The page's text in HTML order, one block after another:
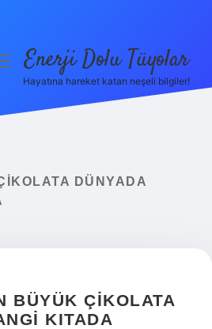
Enerji Dolu Tüyolar
Hayatına hareket katan neşeli bilgiler!
DÜNYADA
BÜYÜK ÇIKOLATA
KITADA